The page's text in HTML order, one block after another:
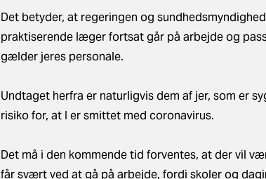
Det betyder, at regeringen og
praktiserende læger fortsat går på arbejde og
gælder jeres personale.
Undtaget herfra er naturligvis dem af jer, som er
risiko for, at I er smittet med coronavirus.
Det må i den kommende tid forventes, at der vil
får svært ved at gå på arbejde, fordi skoler og